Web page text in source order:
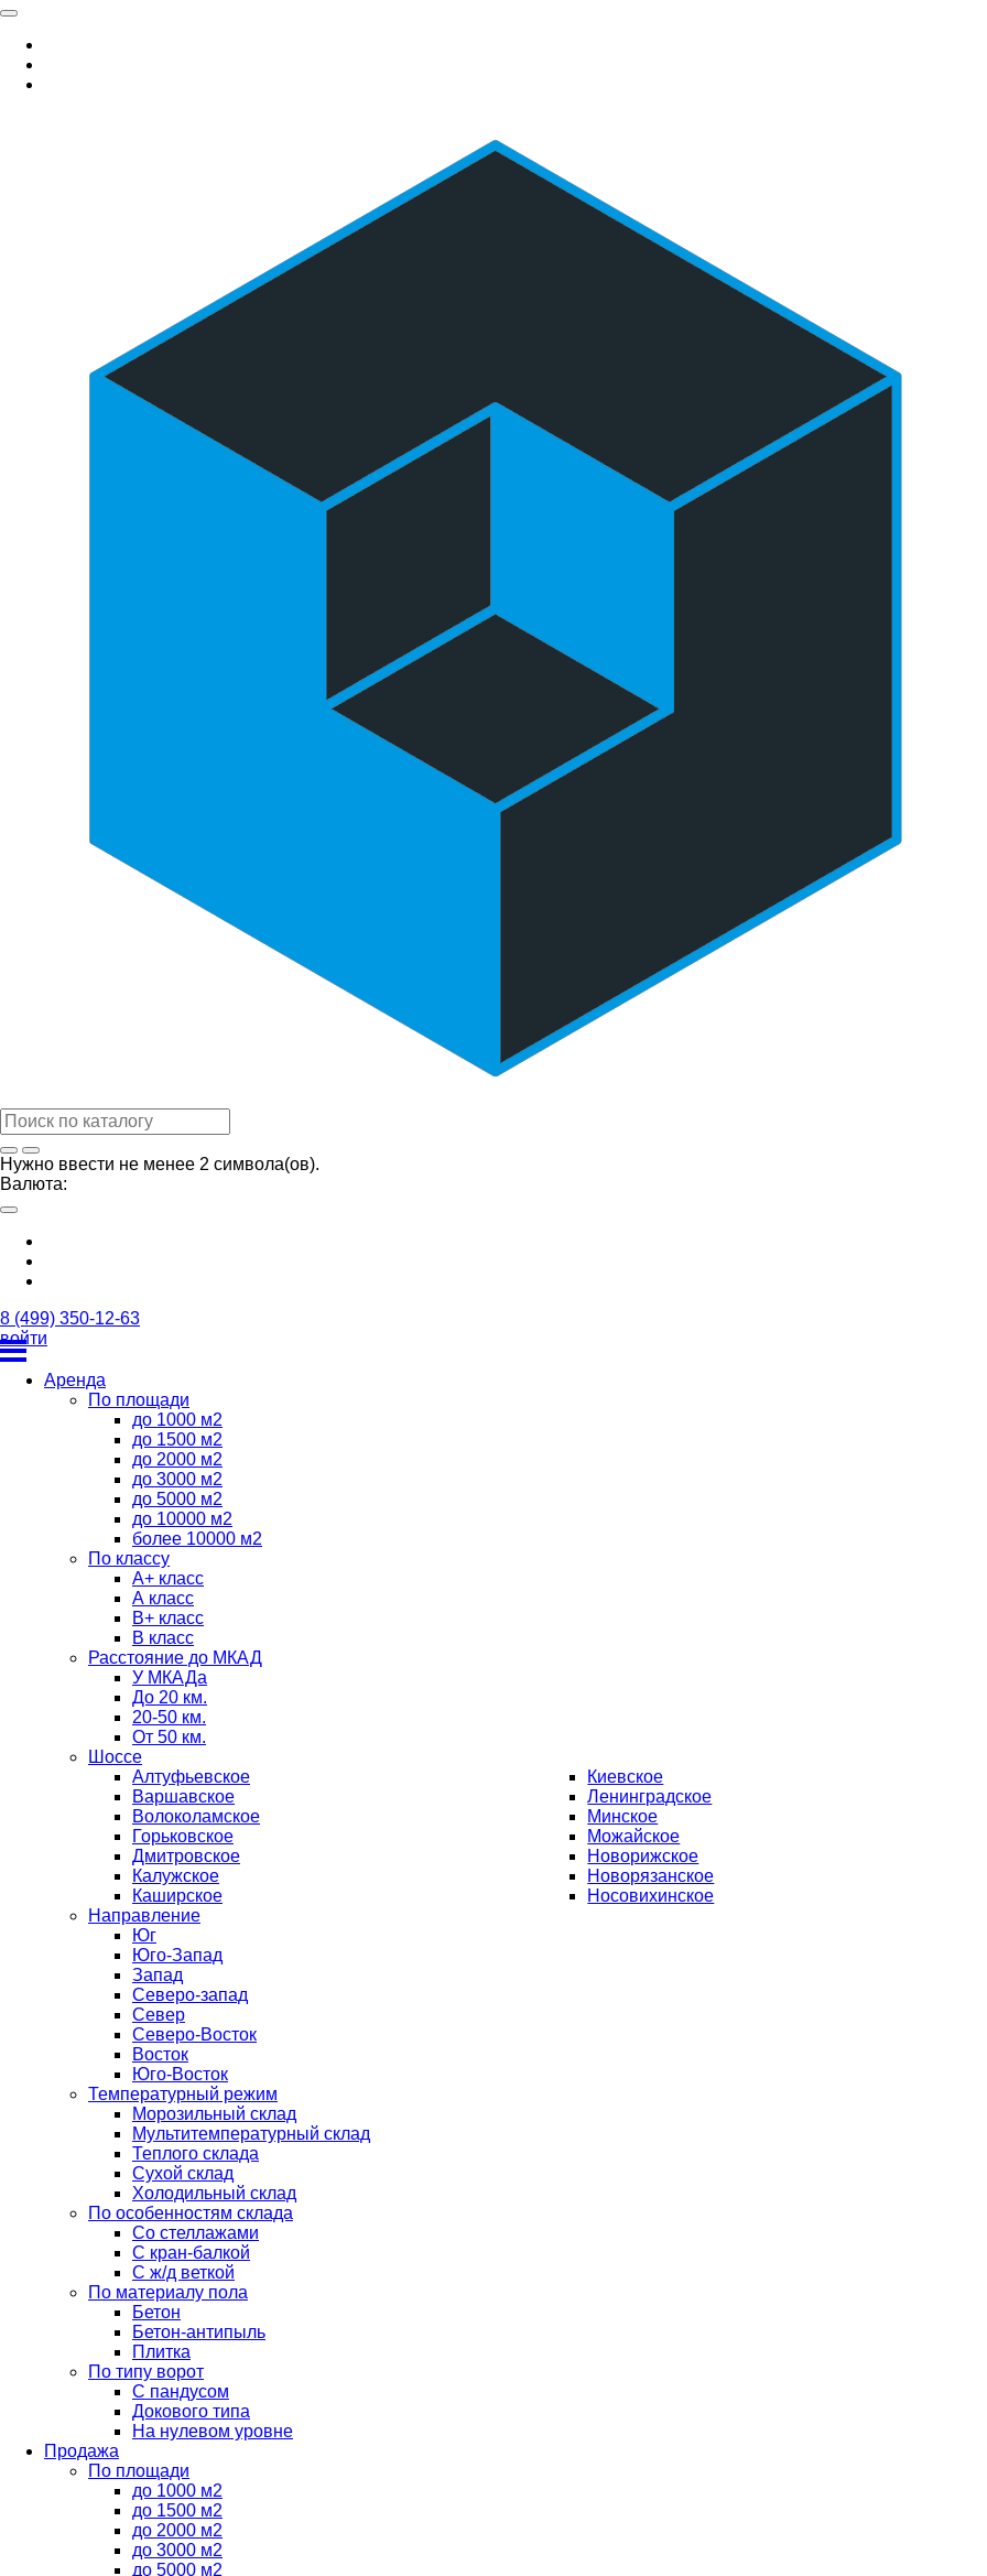
Нужно ввести не менее 2 символа(ов).
Валюта:
8 (499) 350-12-63
войти
Аренда
По площади
до 1000 м2
до 1500 м2
до 2000 м2
до 3000 м2
до 5000 м2
до 10000 м2
более 10000 м2
По классу
А+ класс
А класс
B+ класс
В класс
Расстояние до МКАД
У МКАДа
До 20 км.
20-50 км.
От 50 км.
Шоссе
Алтуфьевское
Варшавское
Волоколамское
Горьковское
Дмитровское
Калужское
Каширское
Киевское
Ленинградское
Минское
Можайское
Новорижское
Новорязанское
Носовихинское
Направление
Юг
Юго-Запад
Запад
Северо-запад
Север
Северо-Восток
Восток
Юго-Восток
Температурный режим
Морозильный склад
Мультитемпературный склад
Теплого склада
Сухой склад
Холодильный склад
По особенностям склада
Со стеллажами
С кран-балкой
С ж/д веткой
По материалу пола
Бетон
Бетон-антипыль
Плитка
По типу ворот
С пандусом
Докового типа
На нулевом уровне
Продажа
По площади
до 1000 м2
до 1500 м2
до 2000 м2
до 3000 м2
до 5000 м2